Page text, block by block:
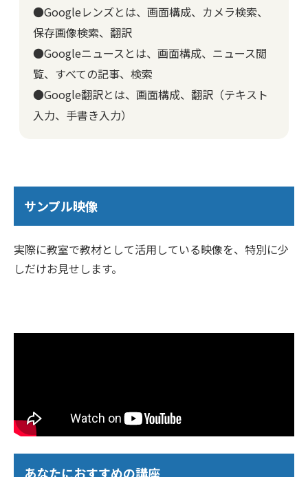
●Googleレンズとは、画面構成、カメラ検索、
保存画像検索、翻訳
●Googleニュースとは、画面構成、ニュース閲
覧、すべての記事、検索
●Google翻訳とは、画面構成、翻訳（テキスト
入力、手書き入力）
サンプル映像
実際に教室で教材として活用している映像を、特別に少
しだけお見せします。
あなたにおすすめの講座